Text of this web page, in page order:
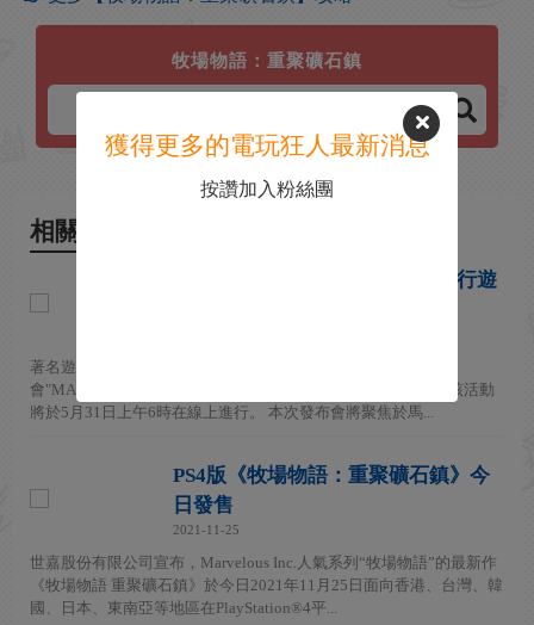
牧場物語：重聚礦石鎮
相關新聞
牧場物語系列發行商將於月末舉行遊
著名遊戲公司MARVELOUS宣布自家品牌的最新遊戲資訊發布
會"MARVELOUS GAME SHOWCASE 2024"的舉辦時間已定。該活動
將於5月31日上午6時在線上進行。 本次發布會將聚焦於馬...
PS4版《牧場物語：重聚礦石鎮》今
日發售
2021-11-25
世嘉股份有限公司宣布，Marvelous Inc.人氣系列“牧場物語”的最新作
《牧場物語 重聚礦石鎮》於今日2021年11月25日面向香港、台灣、韓
國、日本、東南亞等地區在PlayStation®4平...
獲得更多的電玩狂人最新消息
按讚加入粉絲團